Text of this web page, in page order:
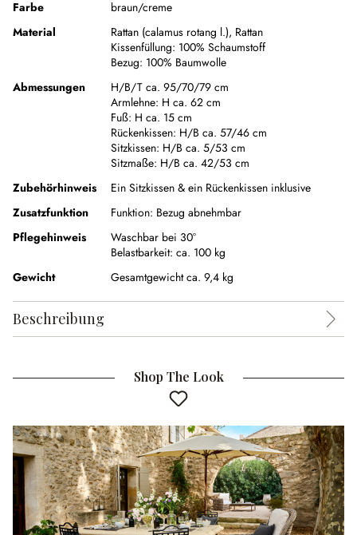
Farbe
braun/creme
Material
Rattan (calamus rotang l.), Rattan
Kissenfüllung: 100% Schaumstoff
Bezug: 100% Baumwolle
Abmessungen
H/B/T ca. 95/70/79 cm
Armlehne: H ca. 62 cm
Fuß: H ca. 15 cm
Rückenkissen: H/B ca. 57/46 cm
Sitzkissen: H/B ca. 5/53 cm
Sitzmaße: H/B ca. 42/53 cm
Zubehörhinweis
Ein Sitzkissen & ein Rückenkissen inklusive
Zusatzfunktion
Funktion: Bezug abnehmbar
Pflegehinweis
Waschbar bei 30°
Belastbarkeit: ca. 100 kg
Gewicht
Gesamtgewicht ca. 9,4 kg
Beschreibung
Shop The Look